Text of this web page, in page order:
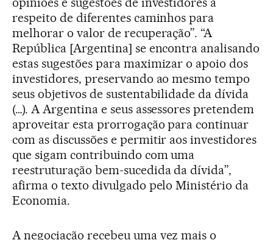
respeito de diferentes caminhos para
melhorar o valor de recuperação”. “A
República [Argentina] se encontra analisando
estas sugestões para maximizar o apoio dos
investidores, preservando ao mesmo tempo
seus objetivos de sustentabilidade da dívida
(…). A Argentina e seus assessores pretendem
aproveitar esta prorrogação para continuar
com as discussões e permitir aos investidores
que sigam contribuindo com uma
reestruturação bem-sucedida da dívida”,
afirma o texto divulgado pelo Ministério da
Economia.
A negociação recebeu uma vez mais o